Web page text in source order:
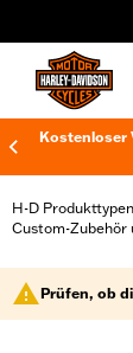
Kostenloser
H-D Produkttypen
Custom-Zubehör
Prüfen, ob